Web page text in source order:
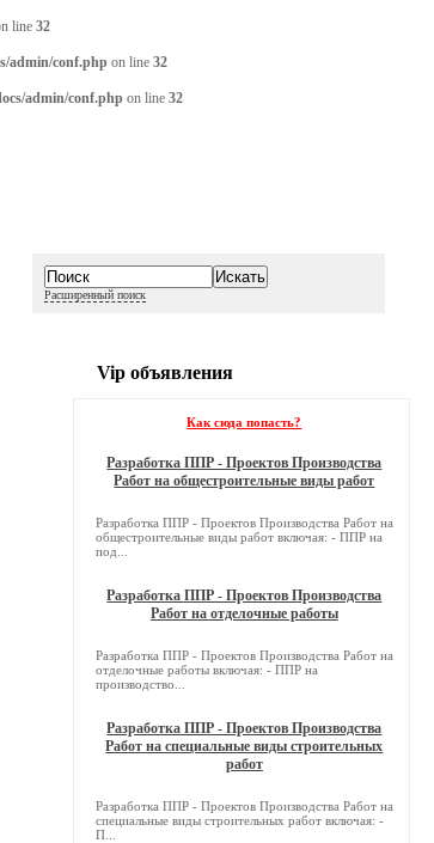
line 32
admin/conf.php on line 32
admin/conf.php on line 32
Расширенный поиск
Vip объявления
Как сюда попасть?
Разработка ППР - Проектов Производства
Работ на общестроительные виды работ
Разработка ППР - Проектов Производства Работ на
общестроительные виды работ включая: - ППР на
под...
Разработка ППР - Проектов Производства
Работ на отделочные работы
Разработка ППР - Проектов Производства Работ на
отделочные работы включая: - ППР на
производство...
Разработка ППР - Проектов Производства
Работ на специальные виды строительных
работ
Разработка ППР - Проектов Производства Работ на
специальные виды строительных работ включая: -
П...